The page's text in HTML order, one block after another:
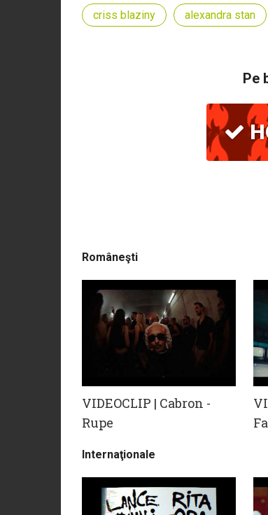
criss blaziny alexandra stan
Pe
Româneşti
VIDEOCLIP | Cabron -
Rupe
Internaţionale